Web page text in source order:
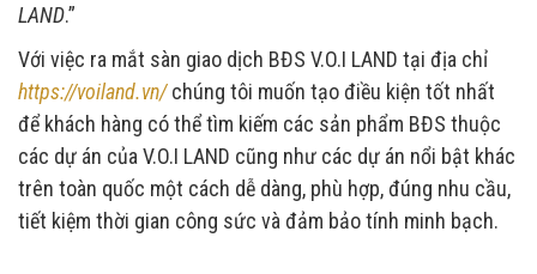
LAND.”
Với việc ra mắt sàn giao dịch BĐS V.O.I LAND tại địa chỉ
https://voiland.vn/chúng tôi muốn tạo điều kiện tốt nhất
để khách hàng có thể tìm kiếm các sản phẩm BĐS thuộc
các dự án của V.O.I LAND cũng như các dự án nổi bật khác
trên toàn quốc một cách dễ dàng, phù hợp, đúng nhu cầu,
tiết kiệm thời gian công sức và đảm bảo tính minh bạch.